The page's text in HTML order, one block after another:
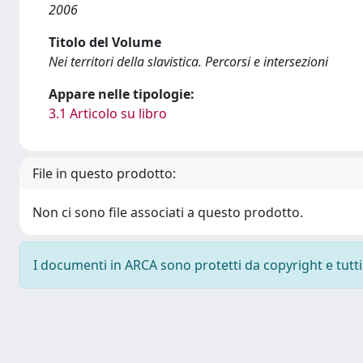
2006
Titolo del Volume
Nei territori della slavistica. Percorsi e intersezioni
Appare nelle tipologie:
3.1 Articolo su libro
File in questo prodotto:
Non ci sono file associati a questo prodotto.
I documenti in ARCA sono protetti da copyright e